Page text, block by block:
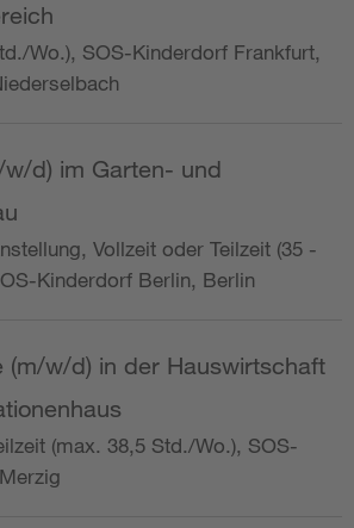
Wo.), SOS-Kinderdorf Frankfurt,
d) im Garten- und
Vollzeit oder Teilzeit (35 -
Kinderdorf Berlin, Berlin
(m/w/d) in der Hauswirtschaft
(max. 38,5 Std./Wo.), SOS-